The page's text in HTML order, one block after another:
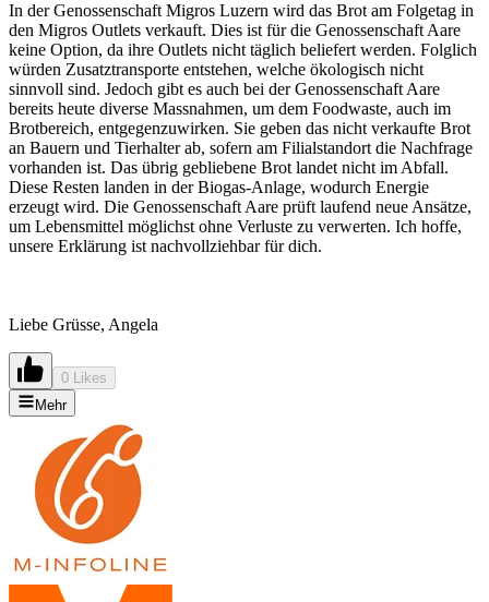
In der Genossenschaft Migros Luzern wird das Brot am Folgetag in
den Migros Outlets verkauft. Dies ist für die Genossenschaft Aare
keine Option, da ihre Outlets nicht täglich beliefert werden. Folglich
würden Zusatztransporte entstehen, welche ökologisch nicht
sinnvoll sind. Jedoch gibt es auch bei der Genossenschaft Aare
bereits heute diverse Massnahmen, um dem Foodwaste, auch im
Brotbereich, entgegenzuwirken. Sie geben das nicht verkaufte Brot
an Bauern und Tierhalter ab, sofern am Filialstandort die Nachfrage
vorhanden ist. Das übrig gebliebene Brot landet nicht im Abfall.
Diese Resten landen in der Biogas-Anlage, wodurch Energie
erzeugt wird. Die Genossenschaft Aare prüft laufend neue Ansätze,
um Lebensmittel möglichst ohne Verluste zu verwerten. Ich hoffe,
unsere Erklärung ist nachvollziehbar für dich.
Liebe Grüsse, Angela
0 Likes
Mehr